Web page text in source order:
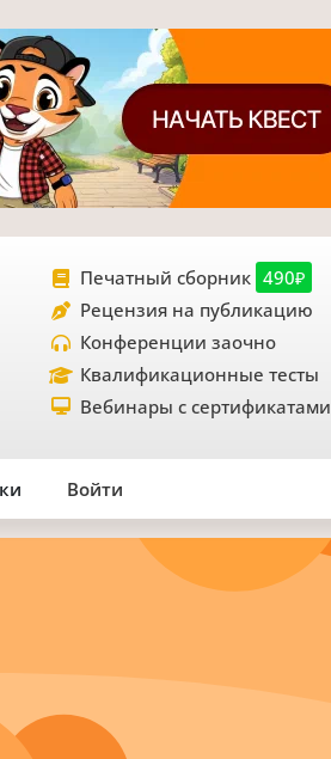
Печатный сборник 490₽
Рецензия на публикацию
Конференции заочно
Квалификационные тесты
Вебинары с сертификатами
Войти